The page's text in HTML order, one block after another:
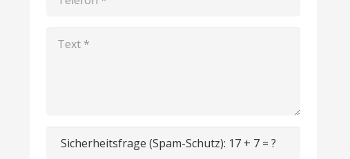
Sicherheitsfrage (Spam-Schutz): 17 + 7 = ?